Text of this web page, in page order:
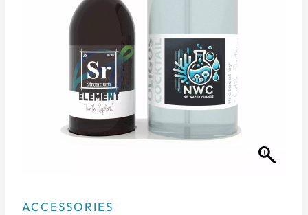
ACCESSORIES